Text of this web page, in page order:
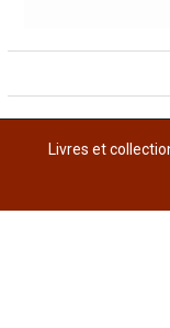
Livres et